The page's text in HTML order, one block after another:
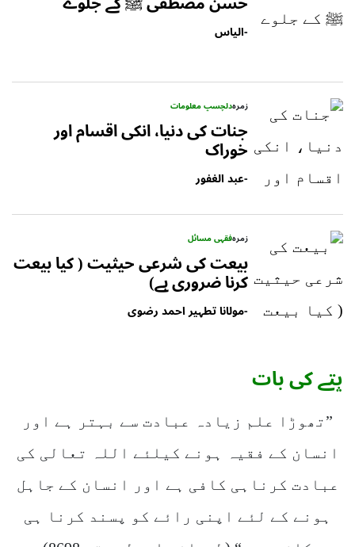
-الیاس
زمرہدلچسپ معلومات
جنات کی دنیا، انکی اقسام اور
خوراک
-عبد الغفور
زمرہفقہی مسائل
بیعت کی شرعی حیثیت ( کیا بیعت
کرنا ضروری ہے)
-مولانا تطہیر احمد رضوی
پتے کی بات
”تھوڑا علم زیادہ عبادت سے بہتر ہے اور
انسان کے فقیہ ہونے کیلئے اللہ تعالی کی
عبادت کرناہی کافی ہے اور انسان کے جاہل
ہونے کے لئے اپنی رائے کو پسند کرنا ہی